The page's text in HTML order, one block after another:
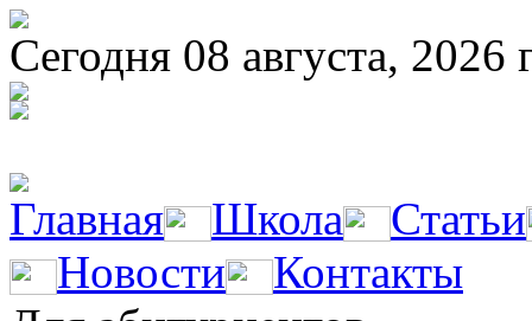
Сегодня 08 августа, 2026
Главная Школа
Статьи
Новости
Контакты